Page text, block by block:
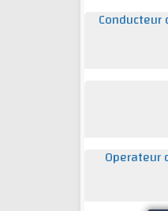
Operateur